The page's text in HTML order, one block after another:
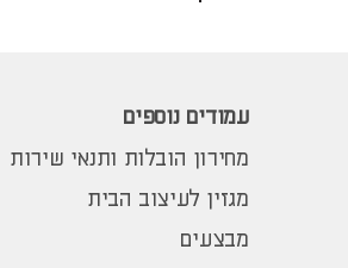
עמודים נוספים
מחירון הובלות ותנאי שירות
מגזין לעיצוב הבית
מבצעים